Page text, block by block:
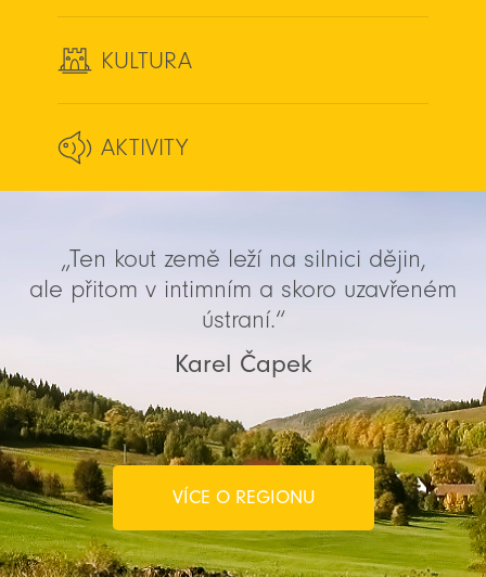
KULTURA
AKTIVITY
„Ten kout země leží na silnici dějin,
ale přitom v intimním a skoro uzavřeném
ústraní.“
Karel Čapek
VÍCE O REGIONU